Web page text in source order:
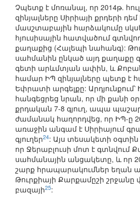
Չպետք է մոռանալ, որ 2014թ.
զինյալները Սիրիայի քրդերի դեմ
մասշտաբային հարձակումը
հյուսիսային հատվածում
քաղաքից (Հալեպի նահանգ):
սահմանին ընկած այդ քաղաքը
գետի արևմտյան ափին, և
համար ԻՊ զինյալները պետք է
Եփրատի արգելքը:
հանգեցրեց նրան, որ մի քանի
քրդական 7-8 գյուղ, ապա
ժամանակ հաղորդվեց, որ ԻՊ-ը
առաջին անգամ է Սիրիայում
գյուղեր24: Այս տեսակետի օգտին
որ Ջերաբլուսի մոտ է գտնվում
սահմանային անցակետը, և որ
շարք հրապարակումներ եղան
Թուրքիայի Քարքամըշի շրջանը
բազայի25: